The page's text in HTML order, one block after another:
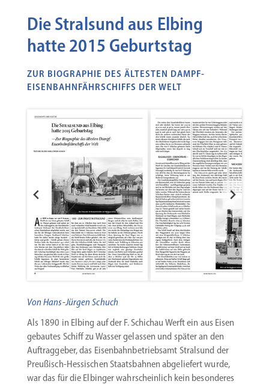
Die Stralsund aus Elbing
hatte 2015 Geburtstag
ZUR BIOGRAPHIE DES ÄLTESTEN DAMPF-
EISENBAHNFÄHRSCHIFFS DER WELT
Von Hans-Jürgen Schuch
Als 1890 in Elbing auf der F. Schichau Werft ein aus Eisen
gebautes Schiff zu Wasser gelassen und später an den
Auftrag­geber, das Eisen­bahn­be­triebsamt Stralsund der
Preußisch-Hessischen Staats­bahnen abgeliefert wurde,
war das für die Elbinger wahrscheinlich kein beson­deres